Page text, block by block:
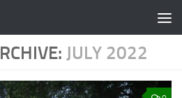
JULY 2022